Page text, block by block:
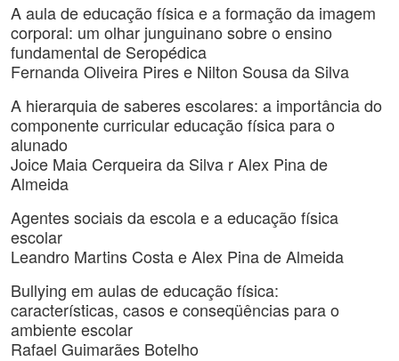
A aula de educação física e a formação da imagem
corporal: um olhar junguinano sobre o ensino
fundamental de Seropédica
Fernanda Oliveira Pires e Nilton Sousa da Silva
A hierarquia de saberes escolares: a importância do
componente curricular educação física para o
alunado
Joice Maia Cerqueira da Silva r Alex Pina de
Almeida
Agentes sociais da escola e a educação física
escolar
Leandro Martins Costa e Alex Pina de Almeida
Bullying em aulas de educação física:
características, casos e conseqüências para o
ambiente escolar
Rafael Guimarães Botelho